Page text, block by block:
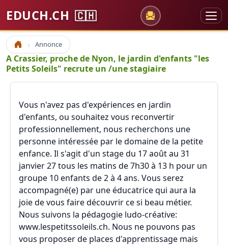
EDUCH.CH 🇨🇭
Accueil Annonce
A Crassier, proche de Nyon, le jardin d'enfants "les
Petits Soleils" recrute un /une stagiaire
Vous n'avez pas d'expériences en jardin
d'enfants, ou souhaitez vous reconvertir
professionnellement, nous recherchons une
personne intéressée par le domaine de la petite
enfance. Il s'agit d'un stage du 17 août au 31
janvier 27 tous les matins de 7h30 à 13 h pour un
groupe 10 enfants de 2 à 4 ans. Vous serez
accompagné(e) par une éducatrice qui aura la
joie de vous faire découvrir ce si beau métier.
Nous suivons la pédagogie ludo-créative:
www.lespetitssoleils.ch. Nous ne pouvons pas
vous proposer de places d'apprentissage mais